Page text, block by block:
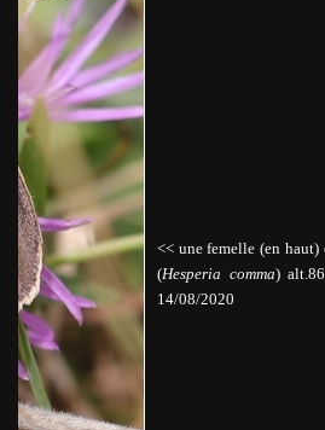
<< une femelle (en
(Hesperia comma)
14/08/2020